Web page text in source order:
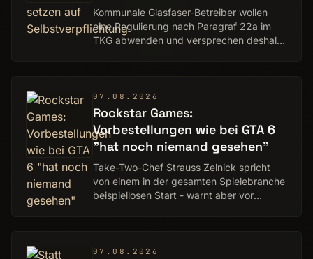
Kommunale Glasfaser-Betreiber wollen
eine Regulierung nach Paragraf 22a im
TKG abwenden und versprechen deshalb
07.08.2026
Rockstar Games:
Vorbestellungen wie bei GTA 6
"hat noch niemand gesehen"
Take-Two-Chef Strauss Zelnick spricht
von einem in der gesamten Spielebranche
beispiellosen Start - warnt aber vor
07.08.2026